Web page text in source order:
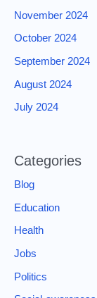
November 2024
October 2024
September 2024
August 2024
July 2024
Categories
Blog
Education
Health
Jobs
Politics